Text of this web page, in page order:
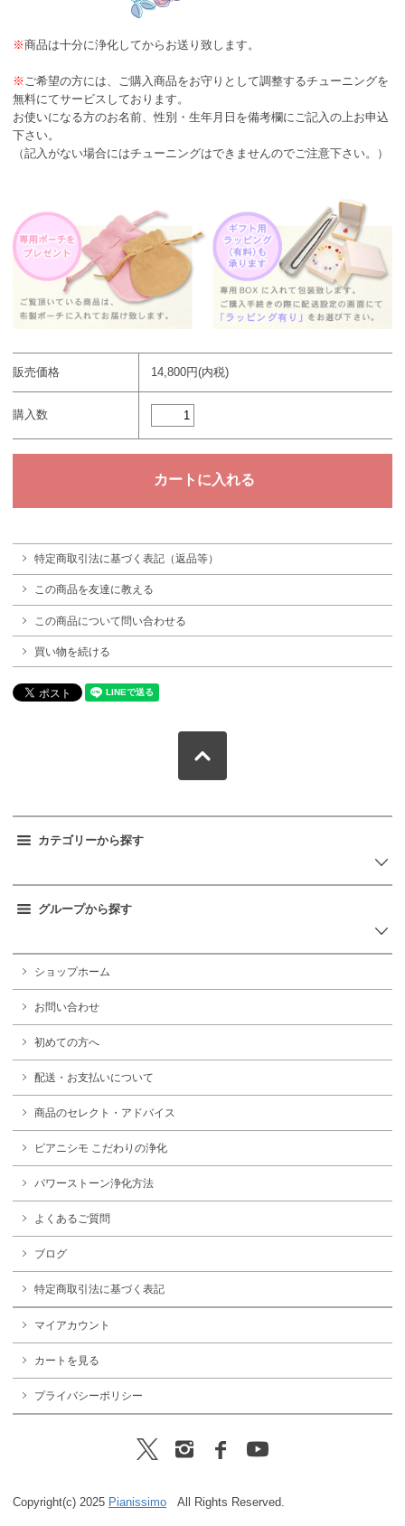
※商品は十分に浄化してからお送り致します。
※ ご希望の方には、ご購入商品をお守りとして調整するチューニングを
無料にてサービスしております。
お使いになる方のお名前、性別・生年月日を備考欄にご記入の上お申込
下さい。
（記入がない場合にはチューニングはできませんのでご注意下さい。）
販売価格 14,800円(内税)
購入数
特定商取引法に基づく表記（返品等）
この商品を友達に教える
この商品について問い合わせる
買い物を続ける
カテゴリーから探す
グループから探す
ショップホーム
お問い合わせ
初めての方へ
配送・お支払いについて
商品のセレクト・アドバイス
ピアニシモ こだわりの浄化
パワーストーン浄化方法
よくあるご質問
ブログ
特定商取引法に基づく表記
マイアカウント
カートを見る
プライバシーポリシー
Copyright(c) 2025 Pianissimo All Rights Reserved.